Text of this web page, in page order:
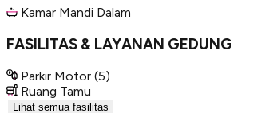
Kamar Mandi Dalam
FASILITAS & LAYANAN GEDUNG
Parkir Motor (5)
Ruang Tamu
Lihat semua fasilitas